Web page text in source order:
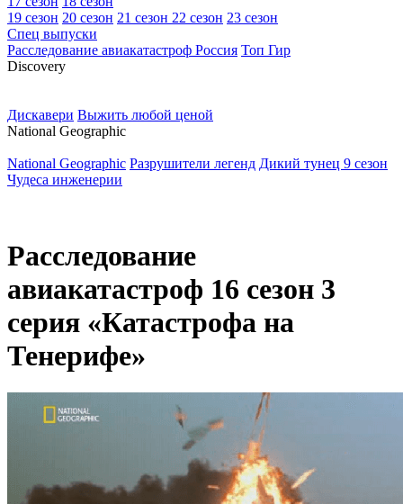
19 сезон 20 сезон 21 сезон 22 сезон 23 сезон
Спец выпуски
Расследование авиакатастроф Россия Топ Гир
Discovery
Дискавери Выжить любой ценой
National Geographic
National Geographic Разрушители легенд Дикий тунец 9 сезон
Чудеса инженерии
Расследование
авиакатастроф 16 сезон 3
серия «Катастрофа на
Тенерифе»